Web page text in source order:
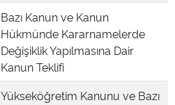
Bazı Kanun ve Kanun
Hükmünde Kararnamelerde
Değişiklik Yapılmasına Dair
Kanun Teklifi
Yükseköğretim Kanunu ve Bazı